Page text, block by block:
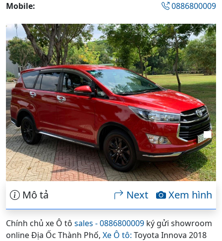
Mobile:
0886800009
Mô tả Xem hình
Next
Chính chủ xe Ô tô sales - 0886800009 ký gửi showroom
online Địa Ốc Thành Phố, Xe Ô tô: Toyota Innova 2018